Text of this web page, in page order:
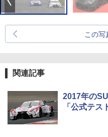
この写
関連記事
2017年の
「公式テス